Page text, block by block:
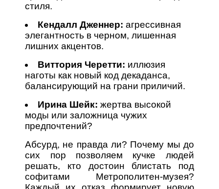
стиля.
Кендалл Дженнер: агрессивная
элегантность в черном, лишенная
лишних акцентов.
Виттория Черетти: иллюзия
наготы как новый код декаданса,
балансирующий на грани приличий.
Ирина Шейк: жертва высокой
моды или заложница чужих
предпочтений?
Абсурд, не правда ли? Почему мы до
сих пор позволяем кучке людей
решать, кто достоин блистать под
софитами Метрополитен-музея?